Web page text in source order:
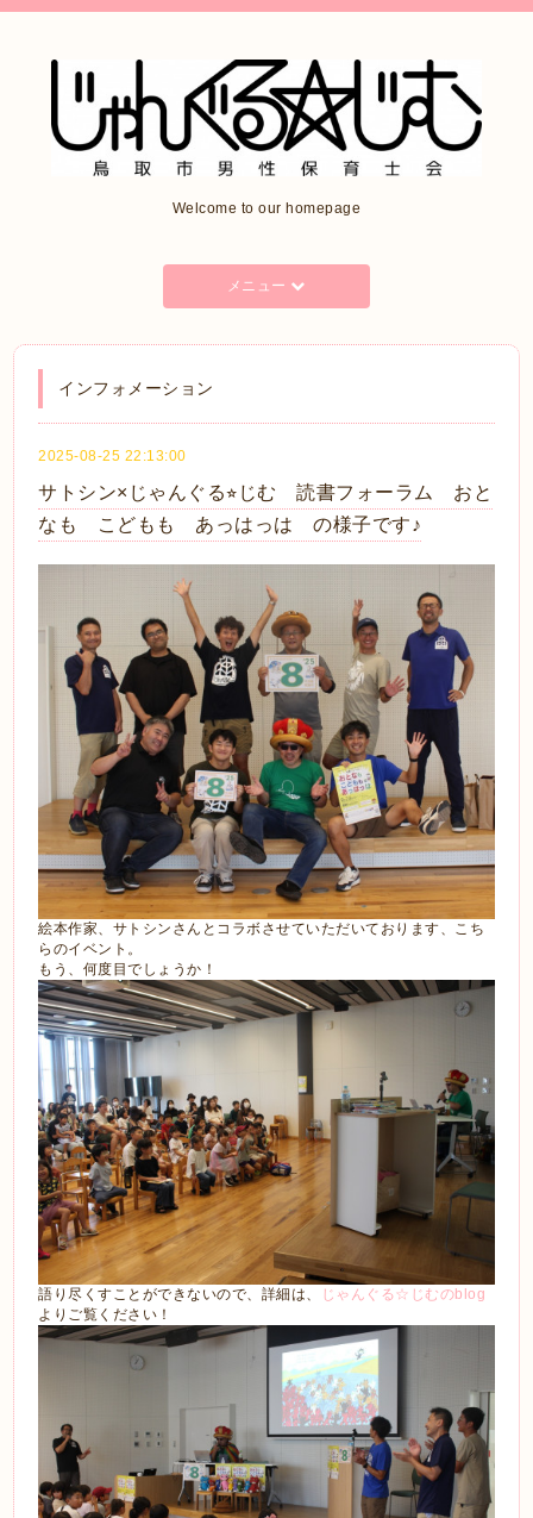
Welcome to our homepage
メニュー
インフォメーション
2025-08-25 22:13:00
サトシン×じゃんぐる⭐︎じむ 読書フォーラム おと
なも こどもも あっはっは の様子です♪
絵本作家、サトシンさんとコラボさせていただいております、こち
らのイベント。
もう、何度目でしょうか！
語り尽くすことができないので、詳細は、
じゃんぐる☆じむのblog
よりご覧ください！